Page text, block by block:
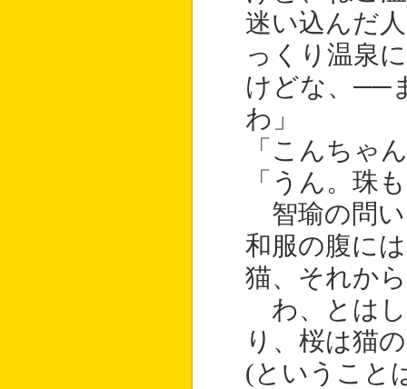
迷い込んだ
っくり温泉
けどな、──
わ」
「こんちゃ
「うん。珠
智瑜の問い
和服の腹に
猫、それか
わ、とはし
り、桜は猫
(ということ